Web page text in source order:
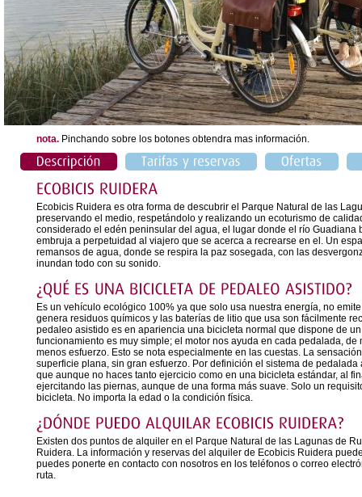
nota. Pinchando sobre los botones obtendra mas información.
Ecobicis Ruidera es otra forma de descubrir el Parque Natural de las
preservando el medio, respetándolo y realizando un ecoturismo de
considerado el edén peninsular del agua, el lugar donde el río Guadiana
embruja a perpetuidad al viajero que se acerca a recrearse en el. Un
remansos de agua, donde se respira la paz sosegada, con las
inundan todo con su sonido.
Es un vehículo ecológico 100% ya que solo usa nuestra energía, no
genera residuos químicos y las baterías de litio que usa son fácilmente
pedaleo asistido es en apariencia una bicicleta normal que dispone de
funcionamiento es muy simple; el motor nos ayuda en cada pedalada,
menos esfuerzo. Esto se nota especialmente en las cuestas. La
superficie plana, sin gran esfuerzo. Por definición el sistema de
que aunque no haces tanto ejercicio como en una bicicleta estándar, al
ejercitando las piernas, aunque de una forma más suave. Solo un
bicicleta. No importa la edad o la condición física.
Existen dos puntos de alquiler en el Parque Natural de las Lagunas de
Ruidera. La información y reservas del alquiler de Ecobicis Ruidera
puedes ponerte en contacto con nosotros en los teléfonos o correo
ruta.